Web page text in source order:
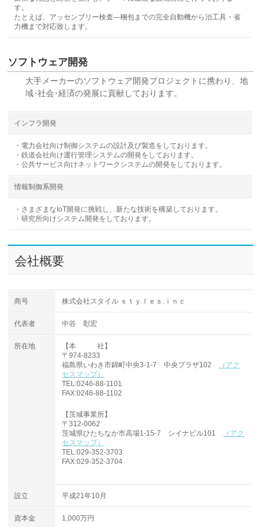
す。
たとえば、アッセンブリー検査―梱包までの完全自動機から治工具・省
力機まで対応致します。
ソフトウェア開発
大手メーカーのソフトウェア開発プロジェクトに携わり、地
域･社会･経済の発展に貢献しております。
インフラ開発
・電力会社向け制御システムの設計及び製造をしております。
・鉄道会社向け運行管理システムの開発をしております。
・公共サービス向けネットワークシステムの開発をしております。
情報制御系開発
・さまざまなIoT開発に挑戦し、新たな技術を構築しております。
・研究所向けシステム開発をしております。
会社概要
商号 株式会社スタイル ｓｔｙｌｅｓ.ｉｎｃ
代表者 中谷 彰宏
所在地
【本 社】
〒974-8233
福島県いわき市錦町中央3-1-7 中央プラザ102
（アク
セスマップ）
TEL:0246-88-1101
FAX:0246-88-1102
【茨城事業所】
〒312-0062
茨城県ひたちなか市高場1-15-7 シイナビル101
（アク
セスマップ）
TEL:029-352-3703
FAX:029-352-3704
設立 平成21年10月
資本金 1,000万円